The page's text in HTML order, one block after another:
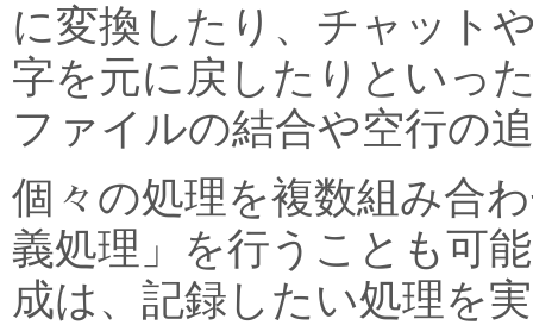
に変換したり、チャット
字を元に戻したりといっ
ファイルの結合や空行の
個々の処理を複数組み合
義処理」を行うことも可
成は、記録したい処理を